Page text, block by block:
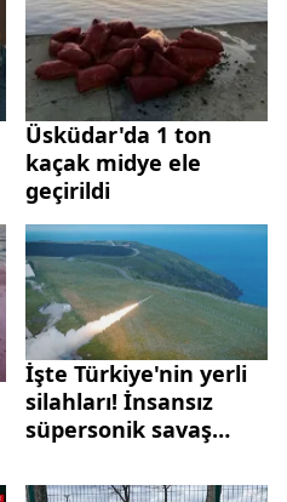
Üsküdar'da 1 ton
kaçak midye ele
geçirildi
İşte Türkiye'nin yerli
silahları! İnsansız
süpersonik savaş
ve SİHA'lar